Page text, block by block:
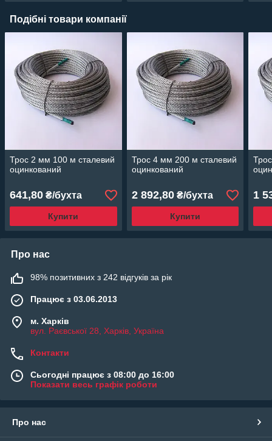
Подібні товари компанії
Трос 2 мм 100 м сталевий
оцинкований
641,80 ₴/бухта
Купити
Трос 4 мм 200 м сталевий
оцинкований
2 892,80₴/бухта
Купити
1
Про нас
98% позитивних з 242 відгуків за рік
Працює з 03.06.2013
м. Харків
вул. Раєвської 28, Харків, Україна
Контакти
Сьогодні працює з 08:00 до 16:00
Показати весь графік роботи
Про нас